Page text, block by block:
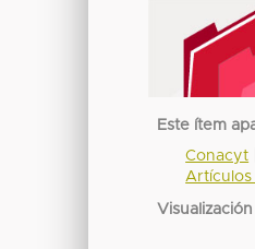
Este ítem
Conacyt
Artículos